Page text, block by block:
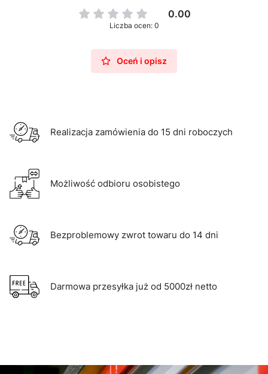
0.00
Liczba ocen: 0
Oceń i opisz
Realizacja zamówienia do 15 dni roboczych
Możliwość odbioru osobistego
Bezproblemowy zwrot towaru do 14 dni
Darmowa przesyłka już od 5000zł netto